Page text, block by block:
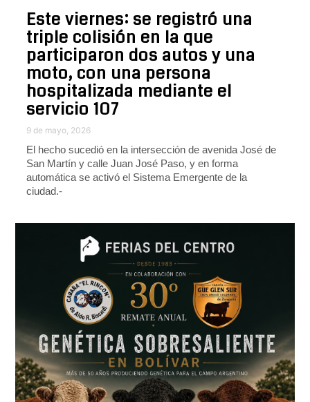
Este viernes: se registró una
triple colisión en la que
participaron dos autos y una
moto, con una persona
hospitalizada mediante el
servicio 107
9 de mayo, 2026
El hecho sucedió en la intersección de avenida José de
San Martín y calle Juan José Paso, y en forma
automática se activó el Sistema Emergente de la
ciudad.-